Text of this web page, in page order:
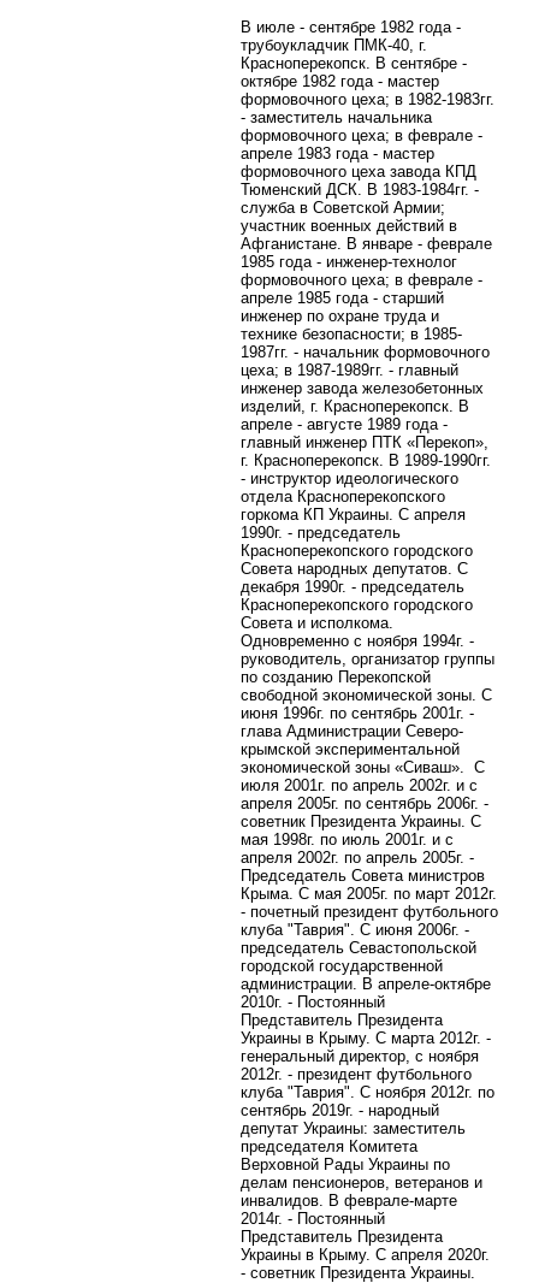
В июле - сентябре 1982 года -
трубоукладчик ПМК-40, г.
Красноперекопск. В сентябре -
октябре 1982 года - мастер
формовочного цеха; в 1982-1983гг.
- заместитель начальника
формовочного цеха; в феврале -
апреле 1983 года - мастер
формовочного цеха завода КПД
Тюменский ДСК. В 1983-1984гг. -
служба в Советской Армии;
участник военных действий в
Афганистане. В январе - феврале
1985 года - инженер-технолог
формовочного цеха; в феврале -
апреле 1985 года - старший
инженер по охране труда и
технике безопасности; в 1985-
1987гг. - начальник формовочного
цеха; в 1987-1989гг. - главный
инженер завода железобетонных
изделий, г. Красноперекопск. В
апреле - августе 1989 года -
главный инженер ПТК «Перекоп»,
г. Красноперекопск. В 1989-1990гг.
- инструктор идеологического
отдела Красноперекопского
горкома КП Украины. С апреля
1990г. - председатель
Красноперекопского городского
Совета народных депутатов. С
декабря 1990г. - председатель
Красноперекопского городского
Совета и исполкома.
Одновременно с ноября 1994г. -
руководитель, организатор группы
по созданию Перекопской
свободной экономической зоны. С
июня 1996г. по сентябрь 2001г. -
глава Администрации Северо-
крымской экспериментальной
экономической зоны «Сиваш». С
июля 2001г. по апрель 2002г. и с
апреля 2005г. по сентябрь 2006г. -
советник Президента Украины. С
мая 1998г. по июль 2001г. и с
апреля 2002г. по апрель 2005г. -
Председатель Совета министров
Крыма. C мая 2005г. по март 2012г.
- почетный президент футбольного
клуба "Таврия". С июня 2006г. -
председатель Севастопольской
городской государственной
администрации. В апреле-октябре
2010г. - Постоянный
Представитель Президента
Украины в Крыму. С марта 2012г. -
генеральный директор, с ноября
2012г. - президент футбольного
клуба "Таврия". С ноября 2012г. по
сентябрь 2019г. - народный
депутат Украины: заместитель
председателя Комитета
Верховной Рады Украины по
делам пенсионеров, ветеранов и
инвалидов. В феврале-марте
2014г. - Постоянный
Представитель Президента
Украины в Крыму. С апреля 2020г.
- советник Президента Украины.